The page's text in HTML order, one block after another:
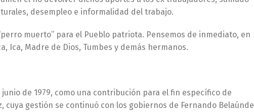
desempleo e informalidad del trabajo.
muerto” para el Pueblo patriota. Pensemos de inmediato, en
Ica, Madre de Dios, Tumbes y demás hermanos.
junio de 1979, como una contribución para el fin específico de
gestión se continuó con los gobiernos de Fernando Belaúnde